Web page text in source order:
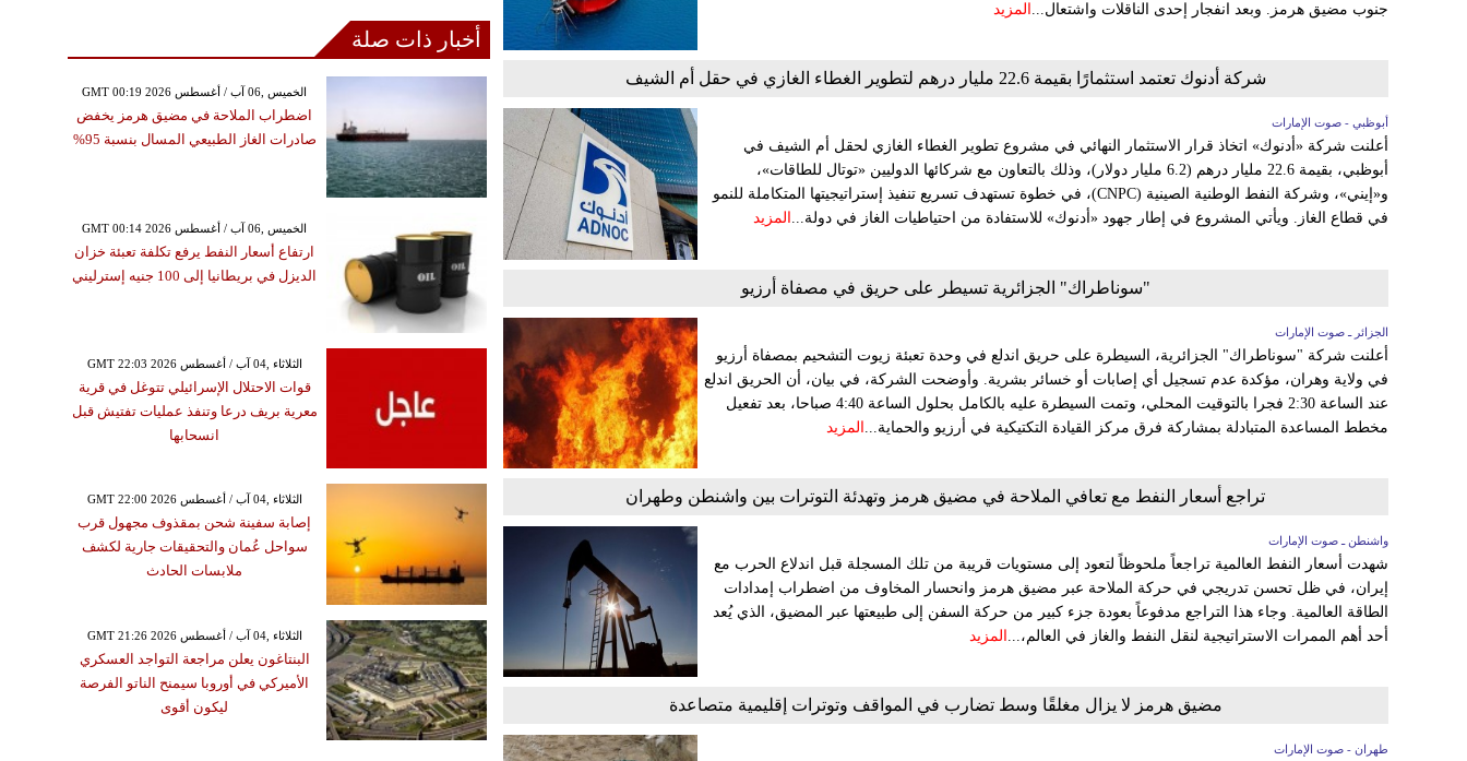
جنوب مضيق هرمز. وبعد انفجار إحدى الناقلات واشتعال... المزيد
شركة أدنوك تعتمد استثمارًا بقيمة 22.6 مليار درهم لتطوير الغطاء الغازي في حقل أم الشيف
أبوظبي - صوت الإمارات
أعلنت شركة «أدنوك» اتخاذ قرار الاستثمار النهائي في مشروع تطوير الغطاء الغازي لحقل أم الشيف في
أبوظبي، بقيمة 22.6 مليار درهم (6.2 مليار دولار)، وذلك بالتعاون مع شركائها الدوليين «توتال للطاقات»،
و«إيني»، وشركة النفط الوطنية الصينية (CNPC)، في خطوة تستهدف تسريع تنفيذ إستراتيجيتها المتكاملة للنمو
في قطاع الغاز. ويأتي المشروع في إطار جهود «أدنوك» للاستفادة من احتياطيات الغاز في دولة... المزيد
"سوناطراك" الجزائرية تسيطر على حريق في مصفاة أرزيو
الجزائر ـ صوت الإمارات
أعلنت شركة "سوناطراك" الجزائرية، السيطرة على حريق اندلع في وحدة تعبئة زيوت التشحيم بمصفاة أرزيو
في ولاية وهران، مؤكدة عدم تسجيل أي إصابات أو خسائر بشرية. وأوضحت الشركة، في بيان، أن الحريق اندلع
عند الساعة 2:30 فجرا بالتوقيت المحلي، وتمت السيطرة عليه بالكامل بحلول الساعة 4:40 صباحا، بعد تفعيل
مخطط المساعدة المتبادلة بمشاركة فرق مركز القيادة التكتيكية في أرزيو والحماية... المزيد
تراجع أسعار النفط مع تعافي الملاحة في مضيق هرمز وتهدئة التوترات بين واشنطن وطهران
واشنطن ـ صوت الإمارات
شهدت أسعار النفط العالمية تراجعاً ملحوظاً لتعود إلى مستويات قريبة من تلك المسجلة قبل اندلاع الحرب مع
إيران، في ظل تحسن تدريجي في حركة الملاحة عبر مضيق هرمز وانحسار المخاوف من اضطراب إمدادات
الطاقة العالمية. وجاء هذا التراجع مدفوعاً بعودة جزء كبير من حركة السفن إلى طبيعتها عبر المضيق، الذي يُعد
أحد أهم الممرات الاستراتيجية لنقل النفط والغاز في العالم،...
المزيد
مضيق هرمز لا يزال مغلقًا وسط تضارب في المواقف وتوترات إقليمية متصاعدة
طهران - صوت الإمارات
أخبار ذات صلة
GMT 00:19 2026 الخميس ,06 آب / أغسطس
اضطراب الملاحة في مضيق هرمز يخفض
صادرات الغاز الطبيعي المسال بنسبة 95%
GMT 00:14 2026 الخميس ,06 آب / أغسطس
ارتفاع أسعار النفط يرفع تكلفة تعبئة خزان
الديزل في بريطانيا إلى 100 جنيه إسترليني
GMT 22:03 2026 الثلاثاء ,04 آب / أغسطس
قوات الاحتلال الإسرائيلي تتوغل في قرية
معرية بريف درعا وتنفذ عمليات تفتيش قبل
انسحابها
GMT 22:00 2026 الثلاثاء ,04 آب / أغسطس
إصابة سفينة شحن بمقذوف مجهول قرب
سواحل عُمان والتحقيقات جارية لكشف
ملابسات الحادث
GMT 21:26 2026 الثلاثاء ,04 آب / أغسطس
البنتاغون يعلن مراجعة التواجد العسكري
الأميركي في أوروبا سيمنح الناتو الفرصة
ليكون أقوى